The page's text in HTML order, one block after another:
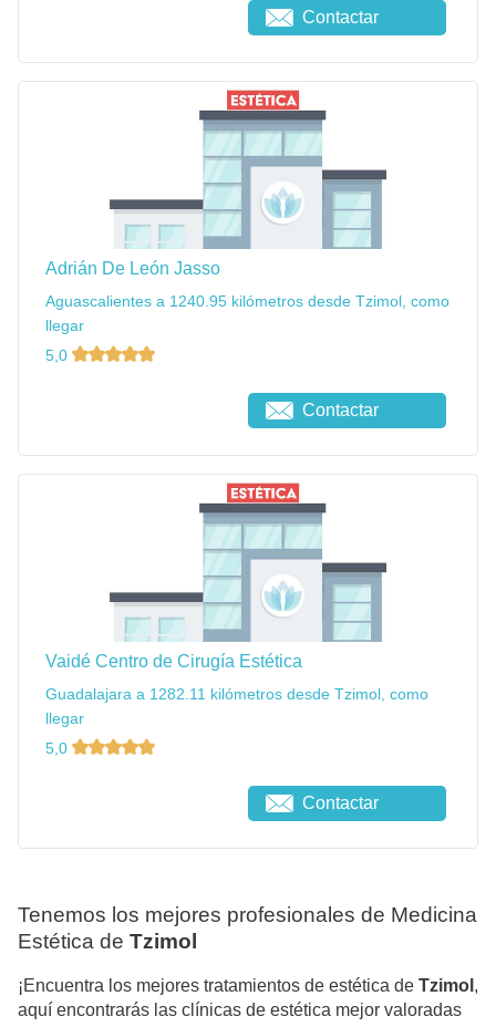
Contactar
Adrián De León Jasso
Aguascalientes a 1240.95 kilómetros desde Tzimol, como
llegar
5,0
Contactar
Vaidé Centro de Cirugía Estética
Guadalajara a 1282.11 kilómetros desde Tzimol, como
llegar
5,0
Contactar
Tenemos los mejores profesionales de Medicina
Estética de Tzimol
¡Encuentra los mejores tratamientos de estética de Tzimol ,
aquí encontrarás las clínicas de estética mejor valoradas